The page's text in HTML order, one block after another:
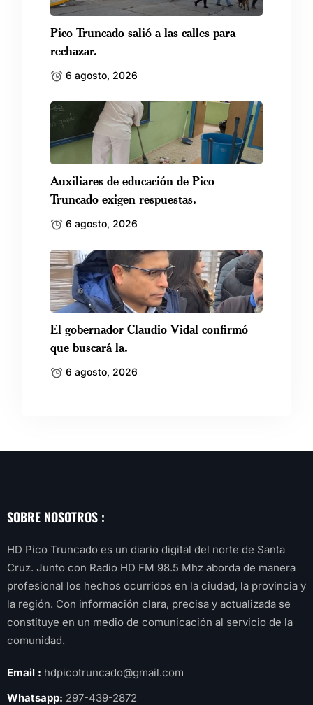
Pico Truncado salió a las calles para
rechazar.
6 agosto, 2026
Auxiliares de educación de Pico
Truncado exigen respuestas.
6 agosto, 2026
El gobernador Claudio Vidal confirmó
que buscará la.
6 agosto, 2026
SOBRE NOSOTROS :
HD Pico Truncado es un diario digital del norte de Santa
Cruz. Junto con Radio HD FM 98.5 Mhz aborda de manera
profesional los hechos ocurridos en la ciudad, la provincia y
la región. Con información clara, precisa y actualizada se
constituye en un medio de comunicación al servicio de la
comunidad.
Email : hdpicotruncado@gmail.com
Whatsapp: 297-439-2872